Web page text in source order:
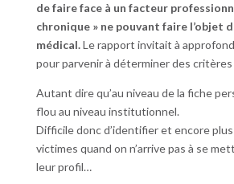
de faire face à un facteur
chronique » ne pouvant faire l’objet
médical.Le rapport invitait à
pour parvenir à déterminer des
Autant dire qu’au niveau de la fiche
flou au niveau institutionnel.
Difficile donc d’identifier et encore
victimes quand on n’arrive pas à se
leur profil…